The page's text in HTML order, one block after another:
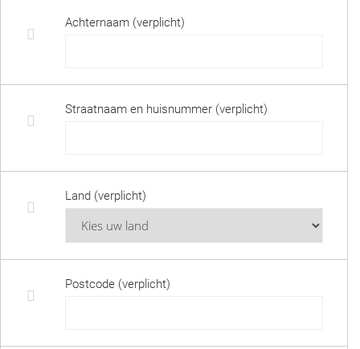
Achternaam (verplicht)
Straatnaam en huisnummer (verplicht)
Land (verplicht)
Postcode (verplicht)